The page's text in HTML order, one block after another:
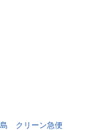
クリーン急便